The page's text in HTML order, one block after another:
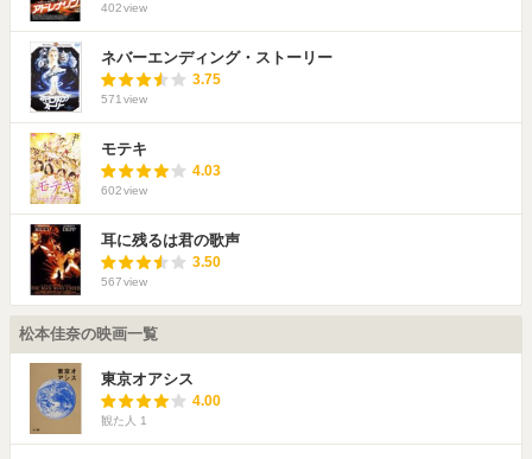
402view
ネバーエンディング・ストーリー
3.75
571 view
モテキ
4.03
602view
耳に残るは君の歌声
3.50
567view
松本佳奈の映画一覧
東京オアシス
4.00
観た人 1